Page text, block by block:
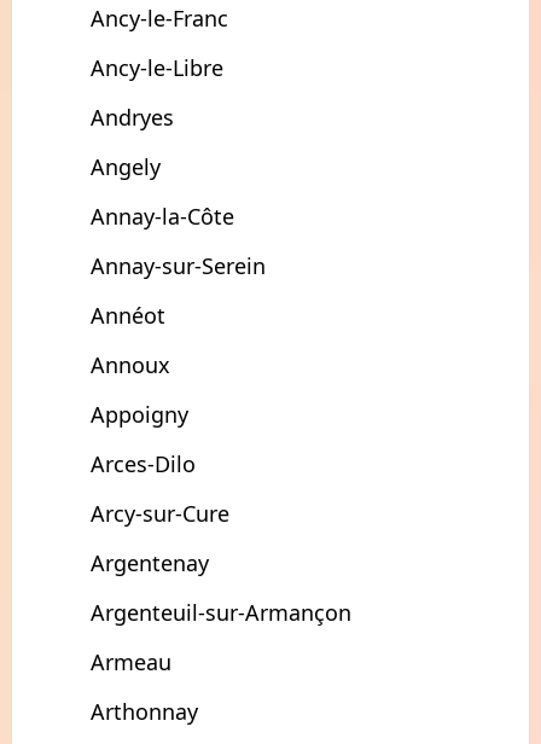
Ancy-le-Franc
Ancy-le-Libre
Andryes
Angely
Annay-la-Côte
Annay-sur-Serein
Annéot
Annoux
Appoigny
Arces-Dilo
Arcy-sur-Cure
Argentenay
Argenteuil-sur-Armançon
Armeau
Arthonnay